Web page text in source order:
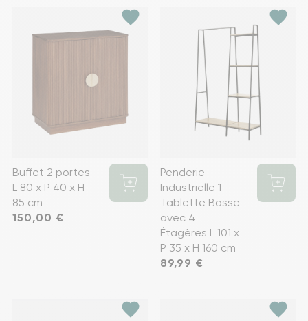
favorite
Buffet 2 portes
L 80 x P 40 x H
85 cm
Prix
150,00 €
favorite
Penderie
Industrielle 1
Tablette Basse
avec 4
Étagères L 101 x
P 35 x H 160 cm
Prix
89,99 €
favorite favorite